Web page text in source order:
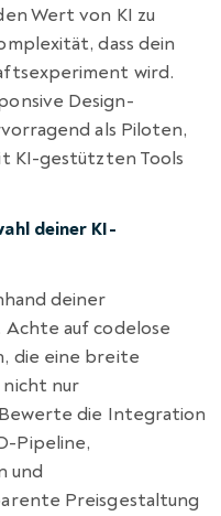
Wert von KI zu
dass dein
wird.
Design-
als Piloten,
KI-gestützten Tools
deiner KI-
deiner
auf codelose
die eine breite
nicht nur
die Integration
Pipeline,
und
Preisgestaltung